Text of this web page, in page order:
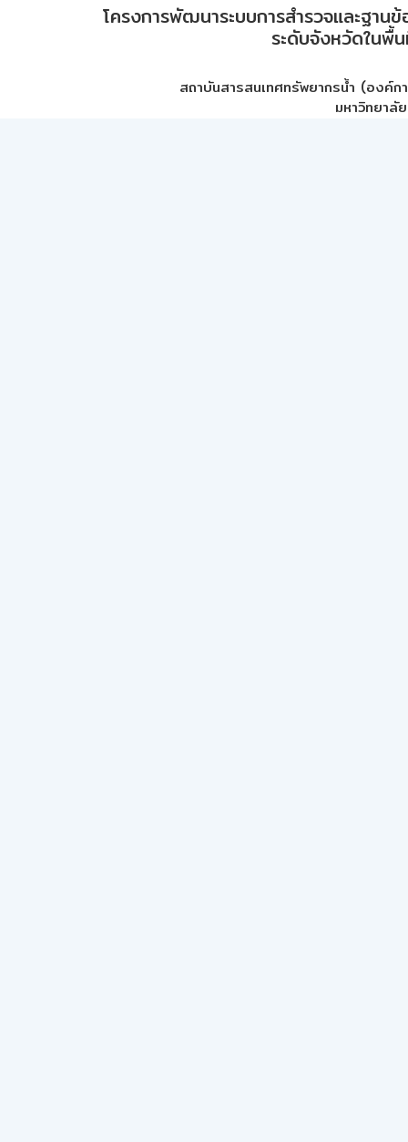
โครงการพัฒนาระบบการสำรวจและฐา
ระดับจังหวัดในพื้
สถาบันสารสนเทศทรัพยากรน้ำ (องค์ก
มหาวิทยาลั